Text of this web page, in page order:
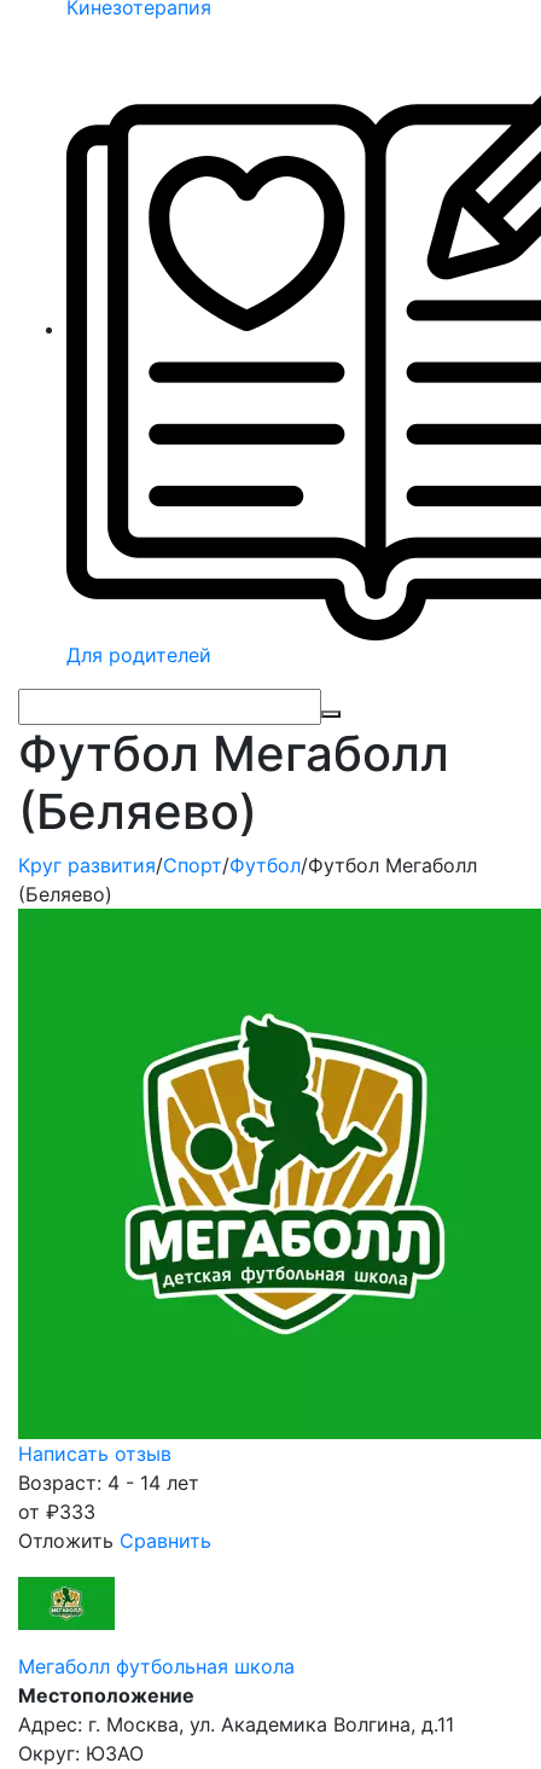
Кинезотерапия
Для родителей
Футбол Мегаболл
(Беляево)
Круг развития/Спорт/Футбол/Футбол Мегаболл
(Беляево)
Написать отзыв
Возраст: 4 - 14 лет
от ₽333
Отложить Сравнить
Мегаболл футбольная школа
Местоположение
Адрес: г. Москва, ул. Академика Волгина, д.11
Округ: ЮЗАО